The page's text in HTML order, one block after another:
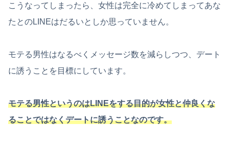
こうなってしまったら、女性は完全に冷めてしまってあな
たとのLINEはだるいとしか思っていません。
モテる男性はなるべくメッセージ数を減らしつつ、デート
に誘うことを目標にしています。
モテる男性というのはLINEをする目的が女性と仲良くな
ることではなくデートに誘うことなのです。